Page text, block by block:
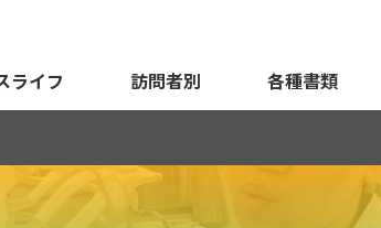
ライフ 訪問者別 各種書類